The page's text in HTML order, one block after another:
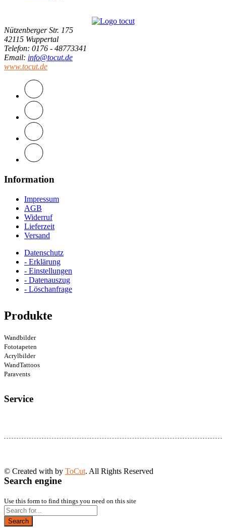
Nützenberger Str. 175
42115 Wuppertal
Telefon: 0176 - 48773341
Email: info@tocut.de
www.tocut.de
Information
Impressum
AGB
Widerruf
Lieferzeit
Versand
Datenschutz
- Erklärung
- Einstellungen
- Datenauszug
- Löschanfrage
Produkte
Wandbilder
Fototapeten
Acrylbilder
WandTattoos
Paravents
Service
© Created with by ToCut. All Rights Reserved
Search engine
Use this form to find things you need on this site
Search